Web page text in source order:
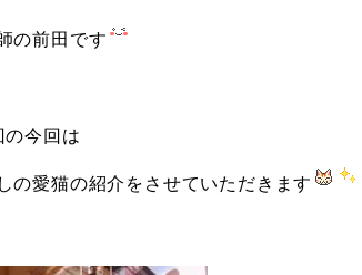
の前田です
の今回は
の愛猫の紹介をさせていただきます